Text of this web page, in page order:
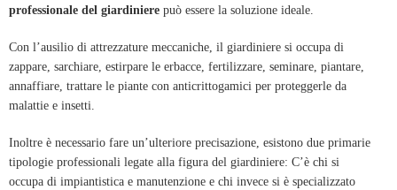
professionale del giardiniere può essere la soluzione ideale.
Con l’ausilio di attrezzature meccaniche, il giardiniere si occupa di
zappare, sarchiare, estirpare le erbacce, fertilizzare, seminare, piantare,
annaffiare, trattare le piante con anticrittogamici per proteggerle da
malattie e insetti.
Inoltre è necessario fare un’ulteriore precisazione, esistono due primarie
tipologie professionali legate alla figura del giardiniere: C’è chi si
occupa di impiantistica e manutenzione e chi invece si è specializzato